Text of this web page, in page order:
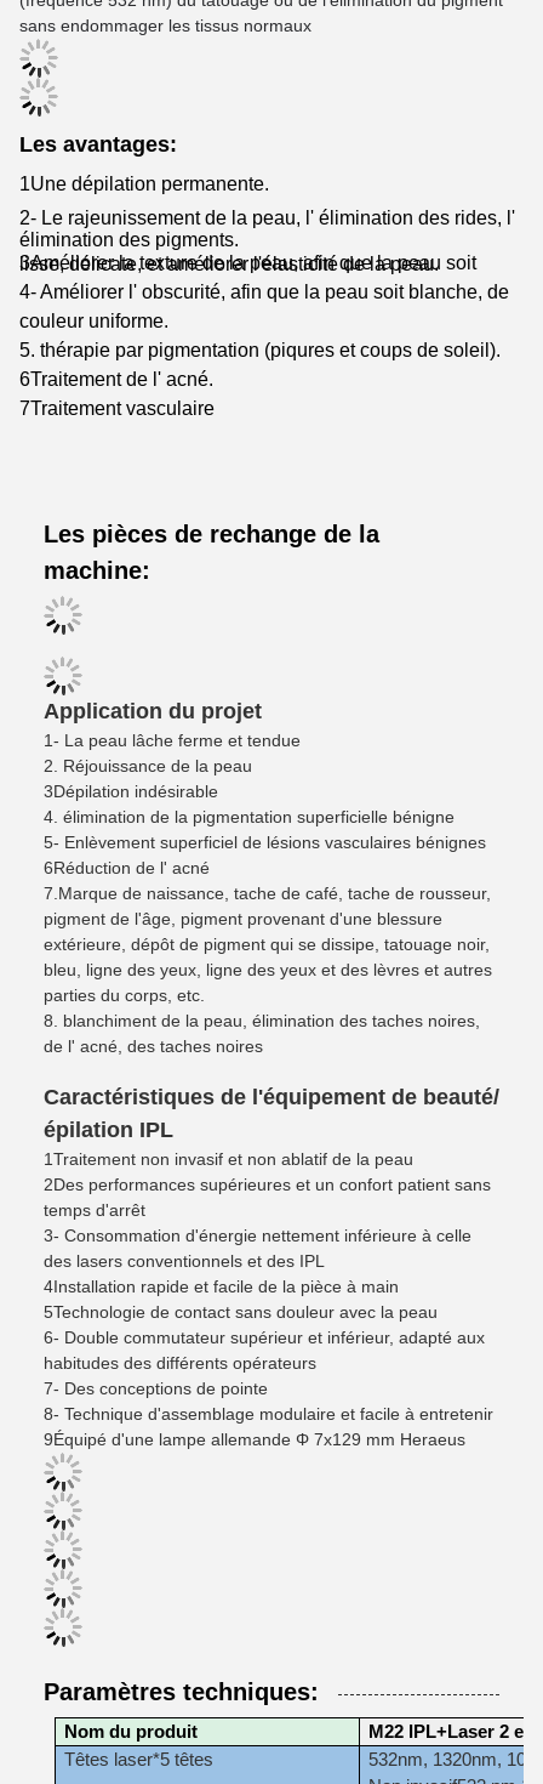
sans endommager les tissus normaux
Les avantages:
1Une dépilation permanente.
2- Le rajeunissement de la peau, l' élimination des rides, l'
élimination des pigments.
3Améliorer la texture de la peau, afin que la peau soit lisse, délicate, et améliorer l'élasticité de la peau.
4- Améliorer l' obscurité, afin que la peau soit blanche, de
couleur uniforme.
5. thérapie par pigmentation (piqures et coups de soleil).
6Traitement de l' acné.
7Traitement vasculaire
Les pièces de rechange de la
machine:
Application du projet
1- La peau lâche ferme et tendue
2. Réjouissance de la peau
3Dépilation indésirable
4. élimination de la pigmentation superficielle bénigne
5- Enlèvement superficiel de lésions vasculaires bénignes
6Réduction de l' acné
7. Marque de naissance, tache de café, tache de rousseur,
pigment de l'âge, pigment provenant d'une blessure
extérieure, dépôt de pigment qui se dissipe, tatouage noir,
bleu, ligne des yeux, ligne des yeux et des lèvres et autres
parties du corps, etc.
8. blanchiment de la peau, élimination des taches noires,
de l' acné, des taches noires
Caractéristiques de l'équipement de beauté/
épilation IPL
1Traitement non invasif et non ablatif de la peau
2Des performances supérieures et un confort patient sans
temps d'arrêt
3- Consommation d'énergie nettement inférieure à celle
des lasers conventionnels et des IPL
4Installation rapide et facile de la pièce à main
5Technologie de contact sans douleur avec la peau
6- Double commutateur supérieur et inférieur, adapté aux
habitudes des différents opérateurs
7- Des conceptions de pointe
8- Technique d'assemblage modulaire et facile à entretenir
9Équipé d'une lampe allemande Φ 7x129 mm Heraeus
Paramètres techniques:
Nom du produit
M22 IPL+Laser 2 en
Têtes laser*5 têtes
532nm, 1320nm,